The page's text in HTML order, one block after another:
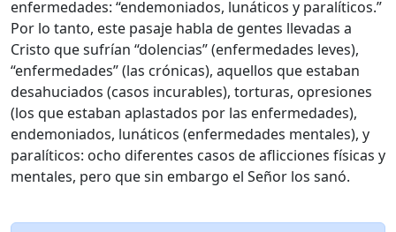
enfermedades: “endemoniados, lunáticos y paralíticos.”
Por lo tanto, este pasaje habla de gentes llevadas a
Cristo que sufrían “dolencias” (enfermedades leves),
“enfermedades” (las crónicas), aquellos que estaban
desahuciados (casos incurables), torturas, opresiones
(los que estaban aplastados por las enfermedades),
endemoniados, lunáticos (enfermedades mentales), y
paralíticos: ocho diferentes casos de aflicciones físicas y
mentales, pero que sin embargo el Señor los sanó.